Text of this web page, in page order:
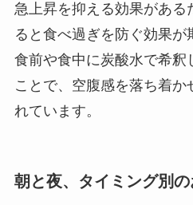
急上昇を抑える効果がある
ると食べ過ぎを防ぐ効果が
食前や食中に炭酸水で希釈
ことで、空腹感を落ち着か
れています。
朝と夜、タイミング別